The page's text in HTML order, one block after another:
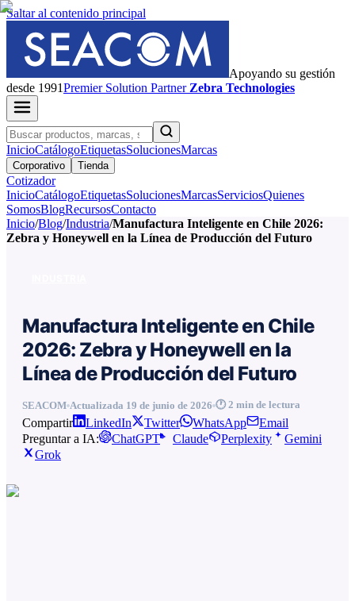
Saltar al contenido principal
Apoyando su gestión
desde 1991PremierSolution Partner Zebra Technologies
InicioCatálogoEtiquetasSolucionesMarcas
Corporativo Tienda
Cotizador
InicioCatálogoEtiquetasSolucionesMarcasServiciosQuienes
SomosBlogRecursosContacto
Inicio/Blog/Industria/Manufactura Inteligente en Chile 2026:
Zebra y Honeywell en la Línea de Producción del Futuro
Manufactura Inteligente en Chile
2026: Zebra y Honeywell en la
Línea de Producción del Futuro
SEACOM Actualizada 19 de junio de 2026 🕐 2 min de lectura
Compartir LinkedIn Twitter WhatsApp
Email
Preguntar a IA:
ChatGPT Claude Perplexity
Gemini
Grok